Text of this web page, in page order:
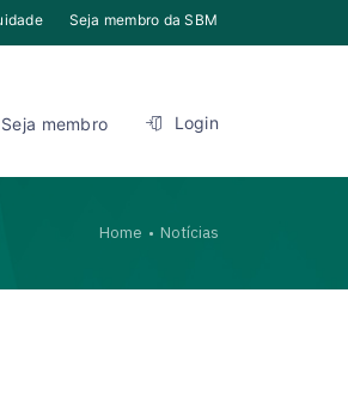
Seja membro da SBM
Seja membro Login
Home Notícias